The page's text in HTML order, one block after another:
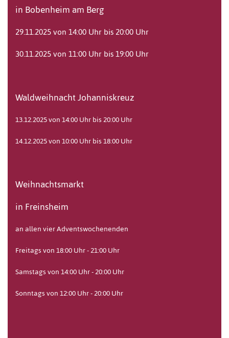
in Bobenheim am Berg
29.11.2025 von 14:00 Uhr bis 20:00 Uhr
30.11.2025 von 11:00 Uhr bis 19:00 Uhr
Waldweihnacht Johanniskreuz
13.12.2025 von 14:00 Uhr bis 20:00 Uhr
14.12.2025 von 10:00 Uhr bis 18:00 Uhr
Weihnachtsmarkt
in Freinsheim
an allen vier Adventswochenenden
Freitags von 18:00 Uhr - 21:00 Uhr
Samstags von 14:00 Uhr - 20:00 Uhr
Sonntags von 12:00 Uhr - 20:00 Uhr